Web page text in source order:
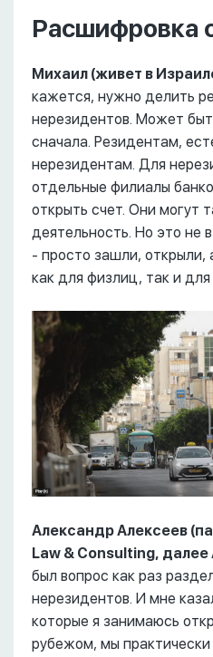
Расшифровка
Михаил (живет в
кажется, нужно делить
нерезидентов. Может
сначала. Резидентам,
нерезидентам. Для
отдельные филиалы
открыть счет. Они могут
деятельность. Но это не
- просто зашли, открыли,
как для физлиц, так и
Александр Алексеев
Law & Consulting,
был вопрос как раз
нерезидентов. И мне
которые я занимаюсь
рубежом, мы практически